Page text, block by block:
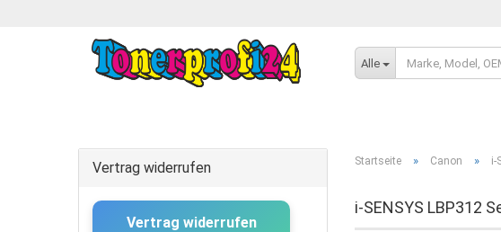
Alle
Startseite » Canon » i-
i-SENSYS LBP312
Vertrag widerrufen
Vertrag widerrufen